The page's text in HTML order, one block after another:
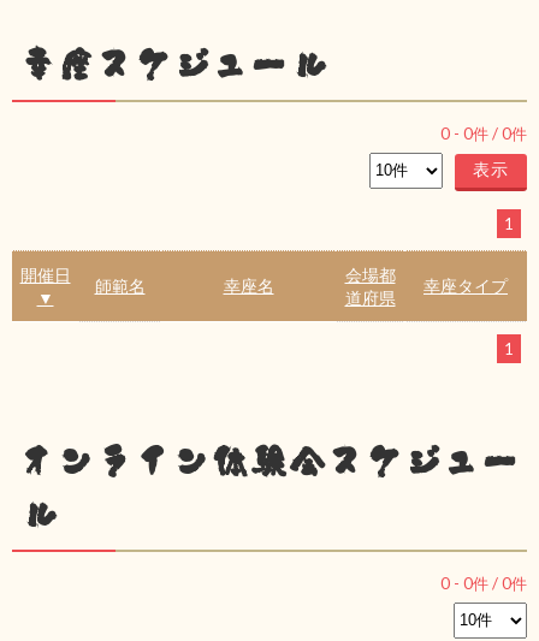
幸座スケジュール
0 - 0件 /0件
1
開催日
▼
師範名 幸座名
会場都
道府県
幸座タイプ
1
オンライン体験会スケジュー
ル
0 - 0件 /0件